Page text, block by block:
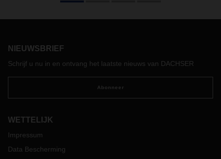
beschermen en het bewustzijn in hun gezin en
door het Duitse federale ministerie voor economische
samenwerking en ontwikkeling.
NIEUWSBRIEF
Schrijf u nu in en ontvang het laatste nieuws van DACHSER
Abonneer
WETTELIJK
Impressum
Data Bescherming